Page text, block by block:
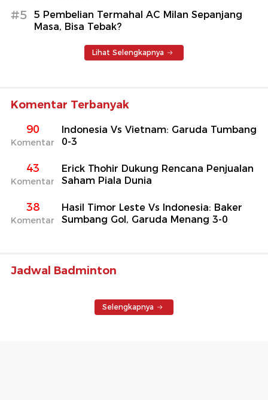
#5
5 Pembelian Termahal AC Milan Sepanjang
Masa, Bisa Tebak?
Lihat Selengkapnya
Komentar Terbanyak
90
Komentar
Indonesia Vs Vietnam: Garuda Tumbang
0-3
43
Komentar
Erick Thohir Dukung Rencana Penjualan
Saham Piala Dunia
38
Komentar
Hasil Timor Leste Vs Indonesia: Baker
Sumbang Gol, Garuda Menang 3-0
Jadwal Badminton
Selengkapnya